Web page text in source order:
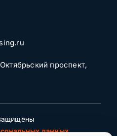
проспект,
данных